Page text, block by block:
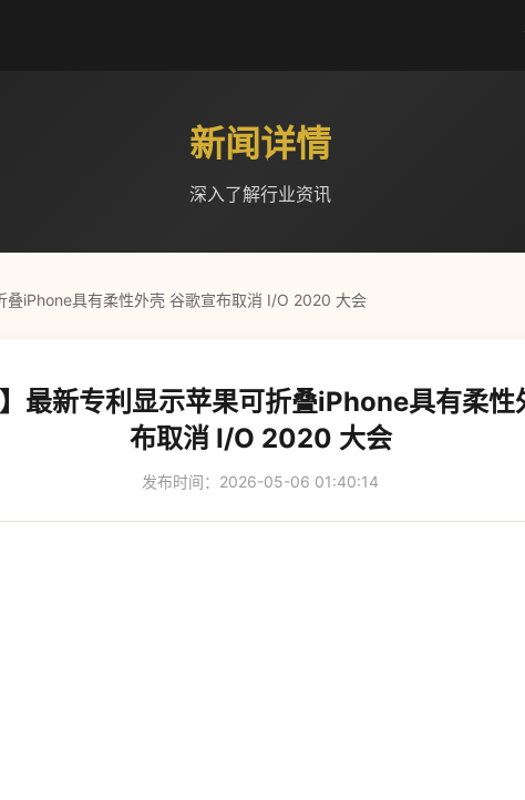
新闻详情
深入了解行业资讯
叠iPhone具有柔性外壳 谷歌宣布取消 I/O 2020 大会
】最新专利显示苹果可折叠iPhone具有柔性
布取消 I/O 2020 大会
发布时间：2026-05-06 01:40:14